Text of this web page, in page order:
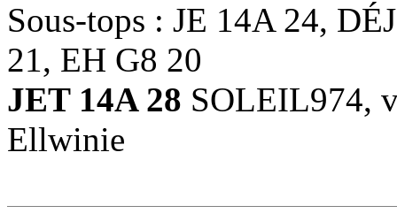
Sous-tops : JE 14A 24,
21, EH G8 20
JET 14A 28 SOLEIL974,
Ellwinie